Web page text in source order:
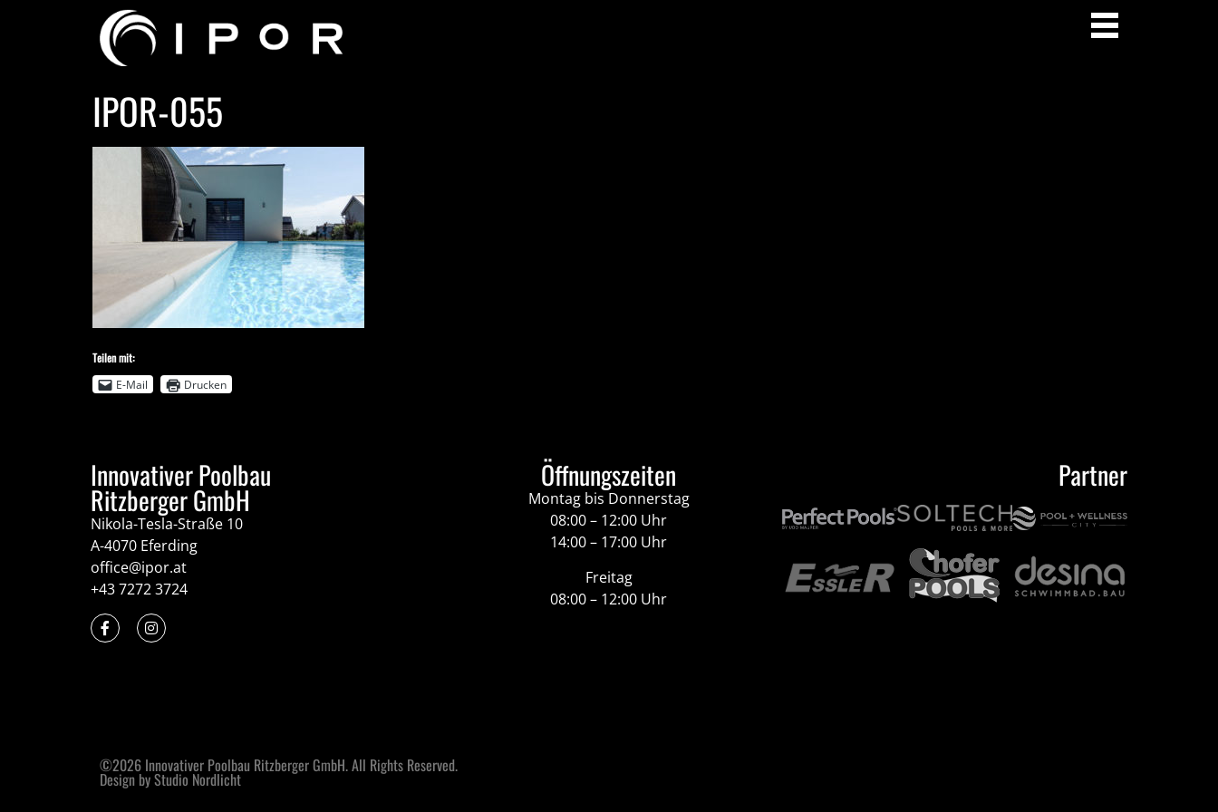
IPOR-055
Teilen mit:
E-Mail
Drucken
Innovativer Poolbau
Ritzberger GmbH
Nikola-Tesla-Straße 10
A-4070 Eferding
office@ipor.at
+43 7272 3724
Öffnungszeiten
Montag bis Donnerstag
08:00 – 12:00 Uhr
14:00 – 17:00 Uhr
Freitag
08:00 – 12:00 Uhr
Partner
©2026 Innovativer Poolbau Ritzberger GmbH. All Rights Reserved.
Design by Studio Nordlicht